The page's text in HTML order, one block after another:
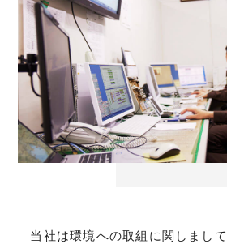
当社は環境への取組に関しまし